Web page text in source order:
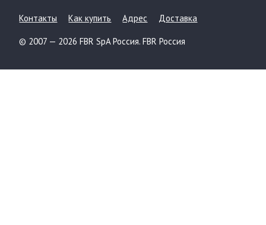
Контакты Как купить Адрес Доставка
© 2007 — 2026 FBR SpA Россия. FBR Россия